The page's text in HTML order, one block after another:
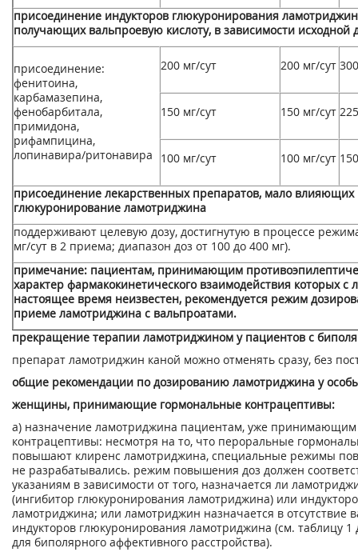
присоединение индукторов глюкуронирования
получающих вальпроевую кислоту, в зависимости
присоединение:
фенитоина,
карбамазепина,
фенобарбитала,
примидона,
рифампицина,
лопинавира/ритонавира
200 мг/сут 200 мг/сут
150 мг/сут 150 мг/сут
100 мг/сут 100 мг/сут
присоединение лекарственных препаратов, мало влияющих
глюкуронирование ламотриджина
поддерживают целевую дозу, достигнутую в процессе
мг/сут в 2 приема; диапазон доз от 100 до 400 мг).
примечание: пациентам, принимающим
характер фармакокинетического взаимодействия которых
настоящее время неизвестен, рекомендуется режим
приеме ламотриджина с вальпроатами.
прекращение терапии ламотриджином у пациентов с
препарат ламотриджин каной можно отменять сразу, без
общие рекомендации по дозированию ламотриджина у
женщины, принимающие гормональные контрацептивы:
а) назначение ламотриджина пациентам, уже
контрацептивы: несмотря на то, что пероральные
повышают клиренс ламотриджина, специальные режимы
не разрабатывались. режим повышения доз должен
указаниям в зависимости от того, назначается ли
(ингибитор глюкуронирования ламотриджина) или
ламотриджина; или ламотриджин назначается в отсутствие
индукторов глюкуронирования ламотриджина (см. таблицу 1
для биполярного аффективного расстройства).